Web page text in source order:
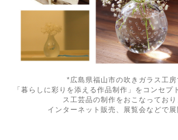
*広島県福山市の吹きガラス工
「暮らしに彩りを添える作品制作」をコンセプ
ス工芸品の制作をおこなっており
インターネット販売、展覧会などで展